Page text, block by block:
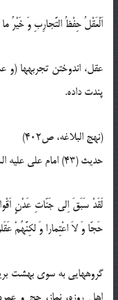
اَلْعَقْلُ حِفْظُ التَّجارِبِ وَ خَيْرُ
عقل، اندوختن تجربه‏ها
پندت داده.
(نهج البلاغه، ص402)
حدیث (43) امام على عليه‏ السلام :
لَقَدْ سَبَقَ اِلى جَنّاتِ عَدْنٍ
حَجّا وَ لاَ اعْتِمارا وَ لكِنَّهُمْ
گروه‏هايى به سوى بهشت